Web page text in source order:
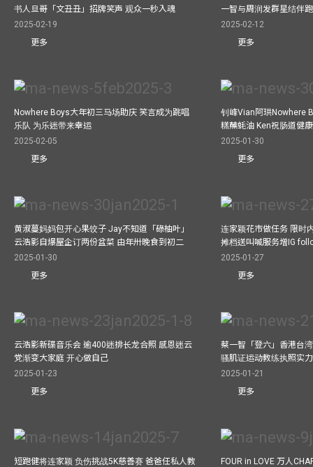
书人旦哥「文丑丑」招牌笑声 观众一秒入魂
2025-02-19
更多
一智与周润发群星结伴
2025-02-12
更多
Nowhere Boys大年初三马场助庆 笑言成为跳唱
乐队 为乐迷带来幸运
2025-02-05
更多
钊峰Vian阿珙Nowhere
糕蘸蚝油 Ken祝肠道健康
2025-01-30
更多
黄淑蔓妈妈包开心果饺子 Jay不知道「碌柚叶」
云浩影自爆屋企订两份盆菜 由年卅晚食到初二
2025-01-30
更多
连家颖花市做任务 限时
摊档送叫喊服务增IG
2025-01-27
更多
云浩影新碟音乐会 逾400迷排长龙合照 感恩迷云
党渐变大家庭 开心做自己
2025-01-23
更多
蔡一智「登六」香港台
骚肌证运动教练执照实
2025-01-21
更多
短跑健将连家颖 负伤挑战5K慈善赛 爸爸任私人教
FOUR in LOVE 万人